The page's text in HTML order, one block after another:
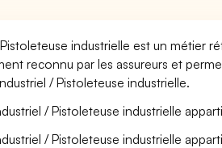
industrielle est un métier
reconnu par les assureurs et
/ Pistoleteuse industrielle.
/ Pistoleteuse industrielle
/ Pistoleteuse industrielle